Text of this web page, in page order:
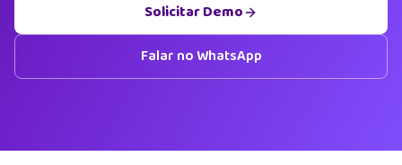
Solicitar Demo
Falar no WhatsApp